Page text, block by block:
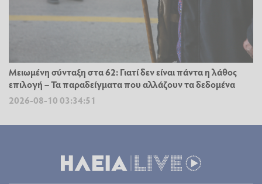
Μειωμένη σύνταξη στα 62: Γιατί δεν είναι πάντα η λάθος
επιλογή – Τα παραδείγματα που αλλάζουν τα δεδομένα
2026-08-10 03:34:51